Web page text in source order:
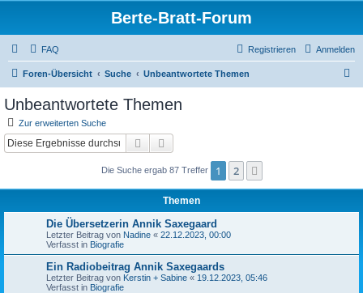
Berte-Bratt-Forum
FAQ Anmelden
Registrieren
Foren-Übersicht Suche Unbeantwortete Themen
Unbeantwortete Themen
Zur erweiterten Suche
Suche
Die Suche ergab 87 Treffer 1 2
Themen
Die Übersetzerin Annik Saxegaard
Letzter Beitrag von Nadine « 22.12.2023, 00:00
Verfasst in Biografie
Ein Radiobeitrag Annik Saxegaards
Letzter Beitrag von Kerstin + Sabine « 19.12.2023, 05:46
Verfasst in Biografie